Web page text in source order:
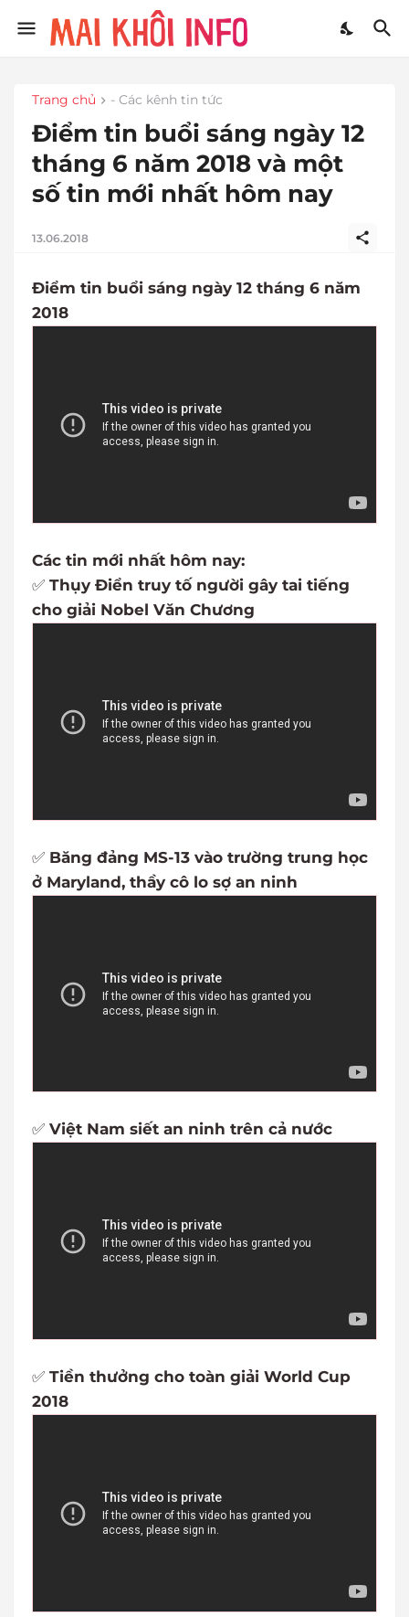
Trang chủ - Các kênh tin tức
Điểm tin buổi sáng ngày 12
tháng 6 năm 2018 và một
số tin mới nhất hôm nay
13.06.2018
Điểm tin buổi sáng ngày 12 tháng 6 năm
2018
Các tin mới nhất hôm nay:
✅ Thụy Điển truy tố người gây tai tiếng
cho giải Nobel Văn Chương
✅ Băng đảng MS-13 vào trường trung học
ở Maryland, thầy cô lo sợ an ninh
✅ Việt Nam siết an ninh trên cả nước
✅ Tiền thưởng cho toàn giải World Cup
2018